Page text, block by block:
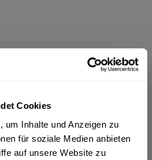
Cookies
um Inhalte und Anzeigen zu
für soziale Medien anbieten
auf unsere Website zu